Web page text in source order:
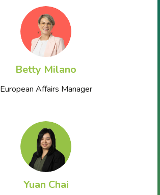
Betty Milano
European Affairs Manager
Yuan Chai